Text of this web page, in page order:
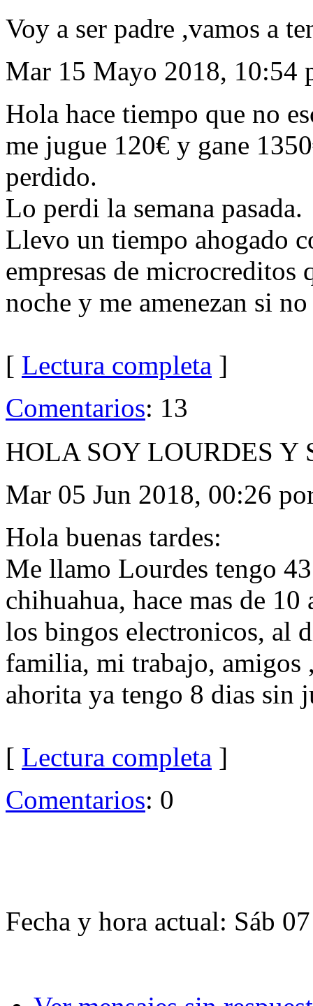
Voy a ser padre ,vamos a
Mar 15 Mayo 2018, 10:54
Hola hace tiempo que no
me jugue 120€ y gane
perdido.
Lo perdi la semana pasada.
Llevo un tiempo ahogado
empresas de microcreditos
noche y me amenezan si
[ Lectura completa ]
Comentarios: 13
HOLA SOY LOURDES Y
Mar 05 Jun 2018, 00:26
Hola buenas tardes:
Me llamo Lourdes tengo
chihuahua, hace mas de
los bingos electronicos, al
familia, mi trabajo, amigos
ahorita ya tengo 8 dias sin
[ Lectura completa ]
Comentarios: 0
Fecha y hora actual: Sáb